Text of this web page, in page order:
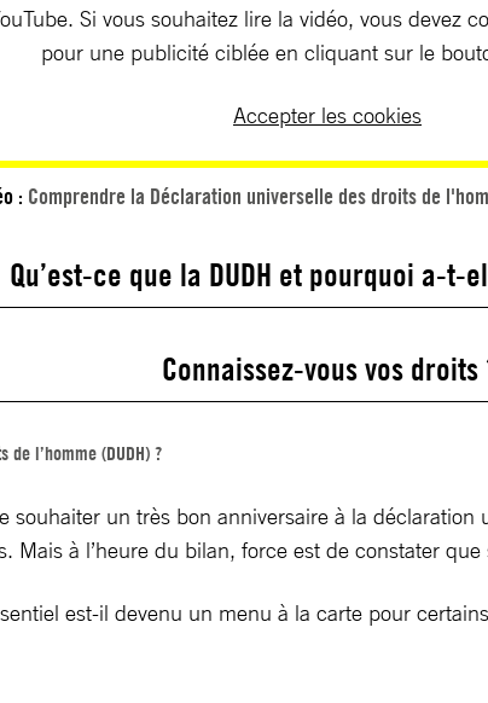
Si vous souhaitez lire la vidéo, vous devez
pour une publicité ciblée en cliquant sur le
Accepter les cookies
: Comprendre la Déclaration universelle des droits de
Qu’est-ce que la DUDH et pourquoi a-t-
Connaissez-vous vos droits
l’homme (DUDH) ?
un très bon anniversaire à la
Mais à l’heure du bilan, force est de constater
est-il devenu un menu à la carte pour